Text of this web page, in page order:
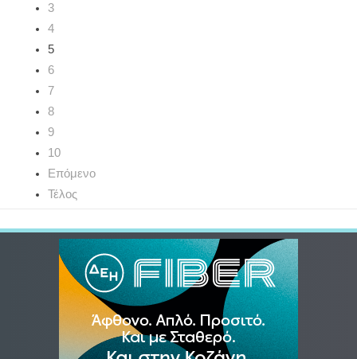
3
4
5
6
7
8
9
10
Επόμενο
Τέλος